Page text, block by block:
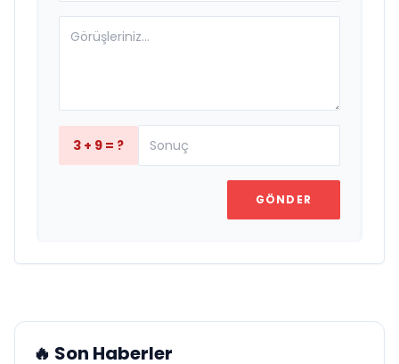
3 + 9 = ?
GÖNDER
🔥 Son Haberler